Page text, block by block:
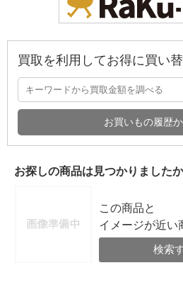
買取を利用してお得に買い替
お買いもの履歴
お探しの商品は見つかりました
この商品と
イメージが近い
検索